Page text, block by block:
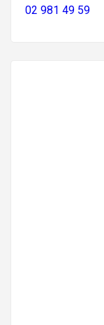
02 981 49 59